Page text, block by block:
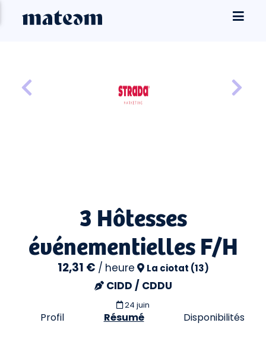
3 Hôtesses
événementielles F/H
12,31 € / heure La ciotat (13)
CIDD / CDDU
24 juin
Profil Résumé Disponibilités